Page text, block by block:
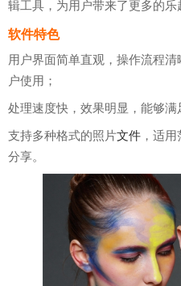
辑工具，为用户带来了更多的乐
软件特色
用户界面简单直观，操作流程
户使用；
处理速度快，效果明显，能够满
支持多种格式的照片文件 ，适
分享。